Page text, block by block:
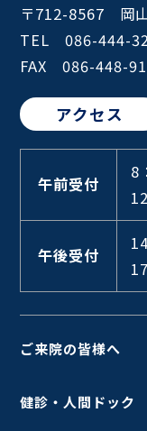
〒712-8567 岡
TEL 086-444-
FAX 086-448-
アクセス
午前受付
8
午後受付
ご来院の皆様へ
健診・人間ドック